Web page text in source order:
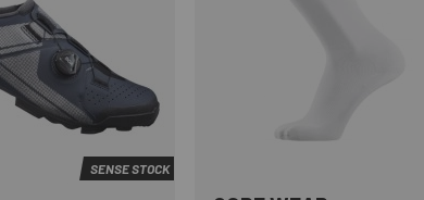
SENSE STOCK